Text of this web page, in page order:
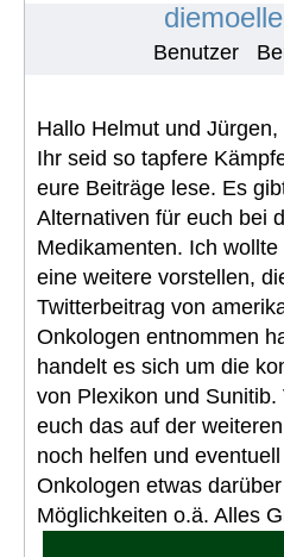
Benutzer
Hallo Helmut und Jürgen,
Ihr seid so tapfere
eure Beiträge lese. Es
Alternativen für euch bei
Medikamenten. Ich wollte
eine weitere vorstellen,
Twitterbeitrag von
Onkologen entnommen
handelt es sich um die
von Plexikon und Sunitib.
euch das auf der
noch helfen und
Onkologen etwas
Möglichkeiten o.ä. Alles